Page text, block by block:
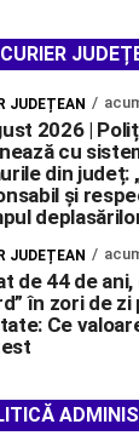
CURIER
JUDEȚEAN
2026 |
cu
din județ:
și
JUDEȚEAN
de 44 de
în zori de
Ce